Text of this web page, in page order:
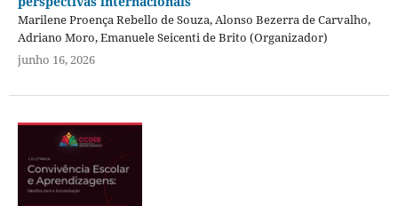
Marilene Proença Rebello de Souza, Alonso Bezerra de Carvalho,
Adriano Moro, Emanuele Seicenti de Brito (Organizador)
junho 16, 2026